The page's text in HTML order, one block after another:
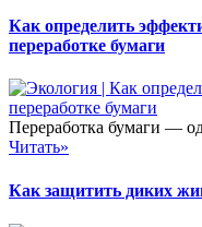
Как определить
переработке бумаги
Переработка бумаги —
Читать»
Как защитить диких